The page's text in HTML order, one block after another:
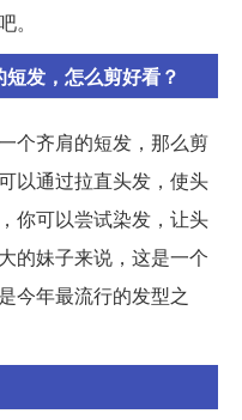
发，怎么剪好看？
个齐肩的短发，那么剪
以通过拉直头发，使头
你可以尝试染发，让头
的妹子来说，这是一个
今年最流行的发型之